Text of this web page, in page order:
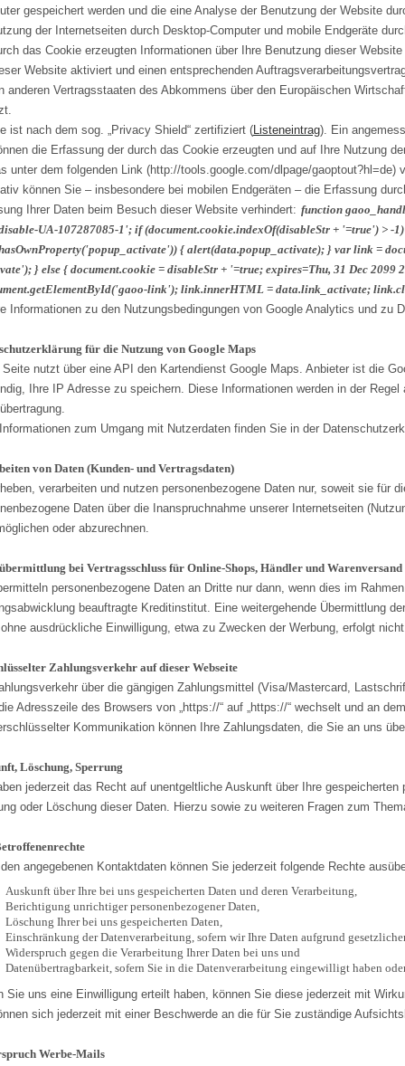
gespeichert werden und die eine Analyse der Benutzung der Website
der Internetseiten durch Desktop-Computer und mobile Endgeräte
das Cookie erzeugten Informationen über Ihre Benutzung dieser
Website aktiviert und einen entsprechenden
anderen Vertragsstaaten des Abkommens über den Europäischen
ist nach dem sog. „Privacy Shield“ zertifiziert (Listeneintrag). Ein
die Erfassung der durch das Cookie erzeugten und auf Ihre Nutzung
unter dem folgenden Link (http://tools.google.com/dlpage/gaoptout?hl=de)
können Sie – insbesondere bei mobilen Endgeräten – die Erfassung
Ihrer Daten beim Besuch dieser Website verhindert: function
UA-107287085-1'; if (document.cookie.indexOf(disableStr + '=true') > -
{ alert(data.popup_activate); } var link =
} else { document.cookie = disableStr + '=true; expires=Thu, 31 Dec
link'); link.innerHTML = data.link_activate;
Informationen zu den Nutzungsbedingungen von Google Analytics und zu
für die Nutzung von Google Maps
nutzt über eine API den Kartendienst Google Maps. Anbieter ist die
Ihre IP Adresse zu speichern. Diese Informationen werden in der
zum Umgang mit Nutzerdaten finden Sie in der
von Daten (Kunden- und Vertragsdaten)
verarbeiten und nutzen personenbezogene Daten nur, soweit sie für
Daten über die Inanspruchnahme unserer Internetseiten
oder abzurechnen.
bei Vertragsschluss für Online-Shops, Händler und Warenversand
personenbezogene Daten an Dritte nur dann, wenn dies im
beauftragte Kreditinstitut. Eine weitergehende Übermittlung
ausdrückliche Einwilligung, etwa zu Zwecken der Werbung, erfolgt
Zahlungsverkehr auf dieser Webseite
über die gängigen Zahlungsmittel (Visa/Mastercard,
Adresszeile des Browsers von „https://“ auf „https://“ wechselt und an
Kommunikation können Ihre Zahlungsdaten, die Sie an uns
Löschung, Sperrung
jederzeit das Recht auf unentgeltliche Auskunft über Ihre
oder Löschung dieser Daten. Hierzu sowie zu weiteren Fragen zum
angegebenen Kontaktdaten können Sie jederzeit folgende Rechte
Auskunft über Ihre bei uns gespeicherten Daten und deren Verarbeitung,
Berichtigung unrichtiger personenbezogener Daten,
Löschung Ihrer bei uns gespeicherten Daten,
Einschränkung der Datenverarbeitung, sofern wir Ihre Daten aufgrund
Widerspruch gegen die Verarbeitung Ihrer Daten bei uns und
Datenübertragbarkeit, sofern Sie in die Datenverarbeitung eingewilligt haben
Sie uns eine Einwilligung erteilt haben, können Sie diese jederzeit mit
sich jederzeit mit einer Beschwerde an die für Sie zuständige
Werbe-Mails